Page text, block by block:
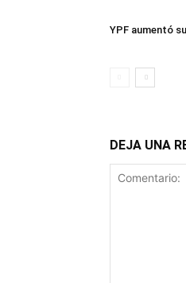
YPF aumentó
DEJA UNA